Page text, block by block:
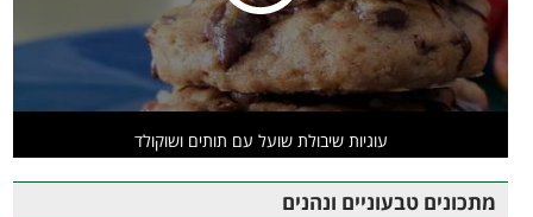
עוגיות שיבולת שועל עם תותים ושוקולד
מתכונים טבעוניים ונהנים